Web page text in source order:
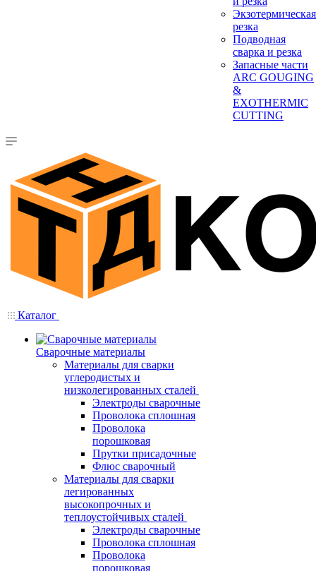
Экзотермическая
резка
Подводная
сварка и резка
Запасные части
ARC GOUGING
&
EXOTHERMIC
CUTTING
Каталог
Сварочные материалы
Материалы для сварки
углеродистых и
низколегированных сталей
Электроды сварочные
Проволока сплошная
Проволока
порошковая
Прутки присадочные
Флюс сварочный
Материалы для сварки
легированных
высокопрочных и
теплоустойчивых сталей
Электроды сварочные
Проволока сплошная
Проволока
порошковая